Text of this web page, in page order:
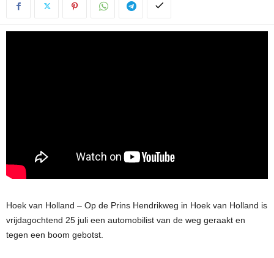
Hoek van Holland – Op de Prins Hendrikweg in Hoek van Holland is
vrijdagochtend 25 juli een automobilist van de weg geraakt en
tegen een boom gebotst.